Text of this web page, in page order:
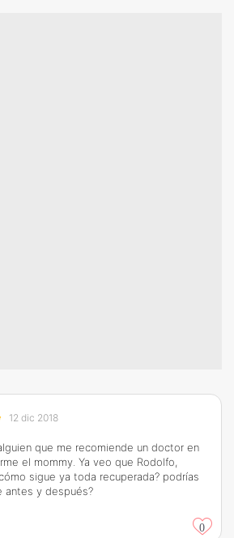
12 dic 2018
que me recomiende un doctor en
el mommy. Ya veo que Rodolfo,
sigue ya toda recuperada? podrías
antes y después?
0